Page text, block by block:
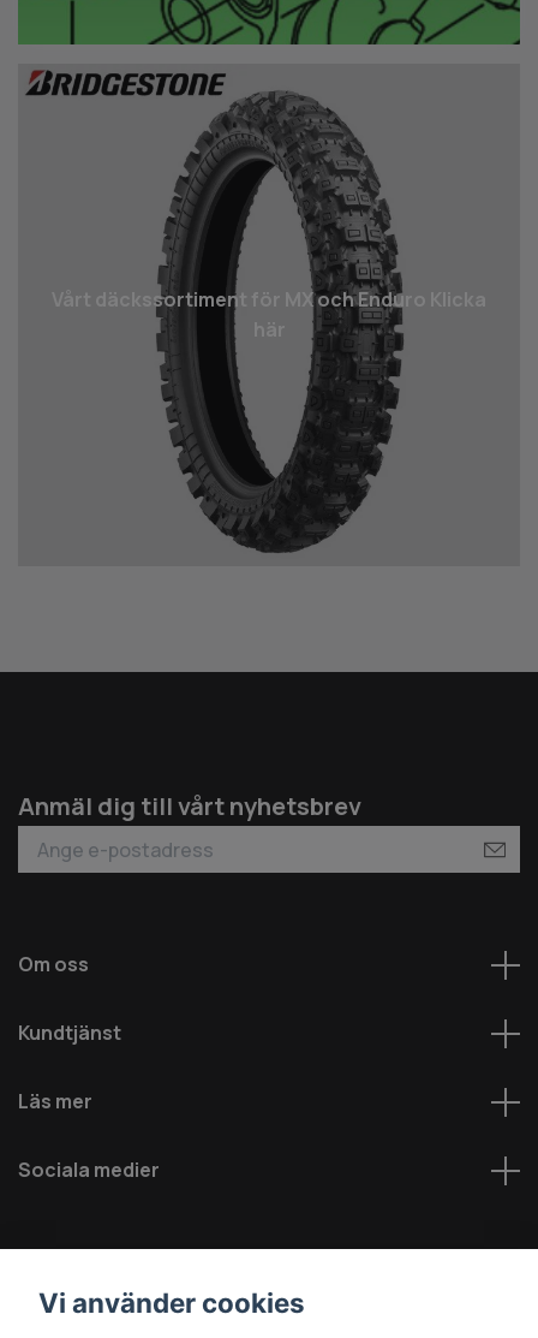
Vårt däcks­sortiment för MX och Enduro Klicka
Anmäl dig till vårt nyhetsbrev
Om oss
Kundtjänst
Läs mer
Sociala medier
Vi använder cookies